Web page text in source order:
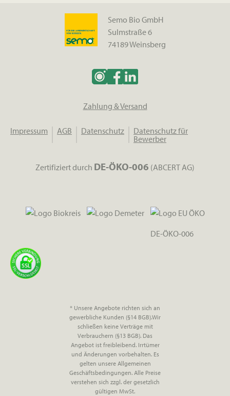
Semo Bio GmbH
Sulmstraße 6
74189 Weinsberg
Zahlung & Versand
Impressum AGB Datenschutz
Datenschutz für
Bewerber
Zertifiziert durch DE-ÖKO-006 (ABCERT AG)
DE-ÖKO-006
* Unsere Angebote richten sich an
gewerbliche Kunden (§14 BGB).Wir
schließen keine Verträge mit
Verbrauchern (§13 BGB). Das
Angebot ist freibleibend. Irrtümer
und Änderungen vorbehalten. Es
gelten unsere Allgemeinen
Geschäftsbedingungen. Alle Preise
verstehen sich zzgl. der gesetzlich
gültigen MwSt.